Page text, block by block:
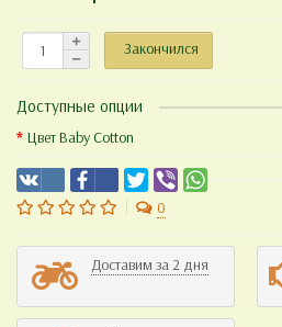
Закончился
Доступные опции
Цвет Baby Cotton
0
Доставим за 2 дня